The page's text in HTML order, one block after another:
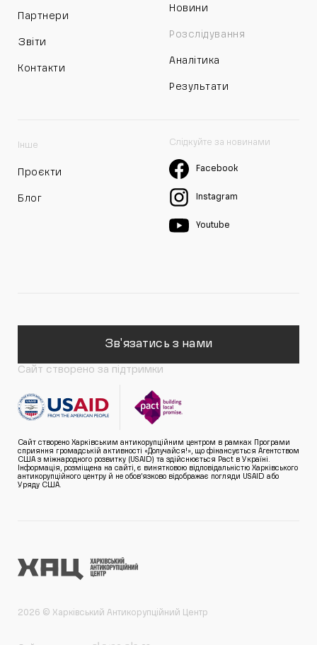
Партнери
Звіти
Контакти
Новини
Розслідування
Аналітика
Результати
Інше
Проєкти
Блог
Слідкуйте за новинами
Facebook
Instagram
Youtube
Зв'язатись з нами
Сайт створено за підтримки
Сайт створено Харківським антикорупційним центром в рамках Програми
сприяння громадській активності «Долучайся!», що фінансується Агентством
США з міжнародного розвитку (USAID) та здійснюється Pact в Україні.
Інформація, розміщена на сайті, є винятковою відповідальністю Харківського
антикорупційного центру й не обов’язково відображає погляди USAID або
Уряду США.
2026 © Харківський Антикорупційний Центр